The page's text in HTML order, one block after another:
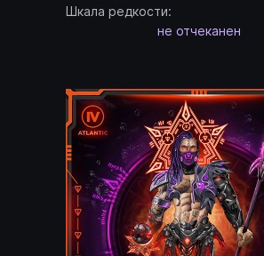
Шкала редкости:
не отчеканен